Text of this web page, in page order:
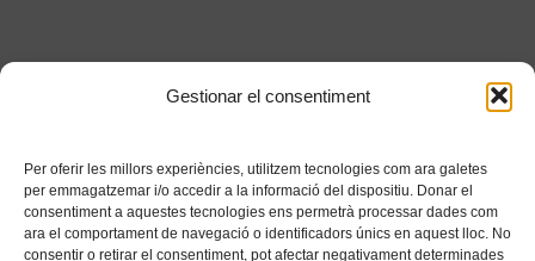
Gestionar el consentiment
Per oferir les millors experiències, utilitzem tecnologies com ara galetes
per emmagatzemar i/o accedir a la informació del dispositiu. Donar el
consentiment a aquestes tecnologies ens permetrà processar dades com
ara el comportament de navegació o identificadors únics en aquest lloc. No
consentir o retirar el consentiment, pot afectar negativament determinades